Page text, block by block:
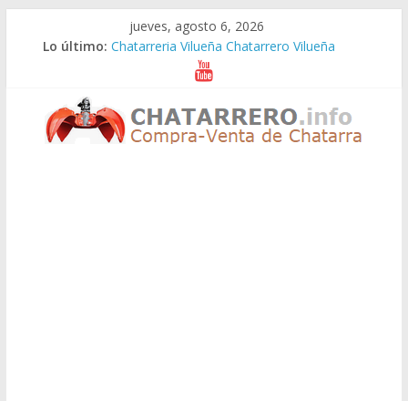
jueves, agosto 6, 2026
Lo último: Chatarreria Vilueña Chatarrero Vilueña
Chatarreria Zuera Chatarrero Zuera
Chatarreria Zaragoza Chatarrero Zaragoza
Chatarreria Zaida Chatarrero Zaida
Chatarreria Vistabella Chatarrero Vistabella